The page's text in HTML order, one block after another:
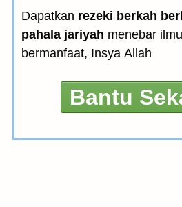
Dapatkan rezeki berkah
pahala jariyah menebar ilmu
bermanfaat, Insya Allah
Bantu